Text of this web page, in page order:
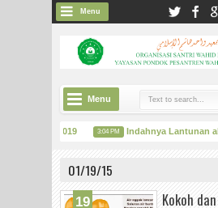
Menu
Menu
2019 3:04 PM
Indahnya Lantunan
01/19/15
Kokoh
19